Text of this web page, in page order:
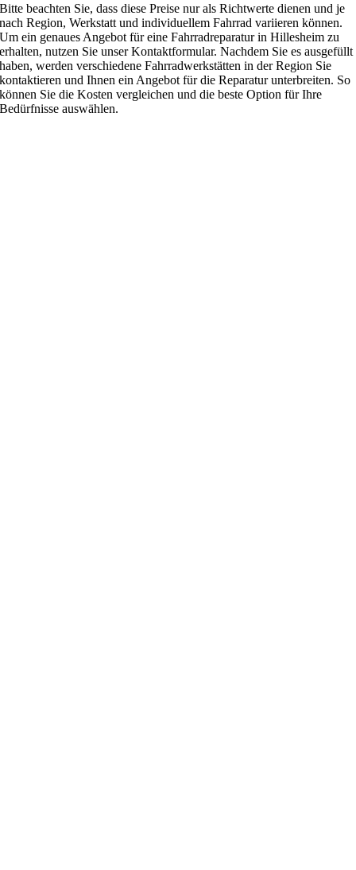
Bitte beachten Sie, dass diese Preise nur als Richtwerte dienen und je
nach Region, Werkstatt und individuellem Fahrrad variieren können.
Um ein genaues Angebot für eine Fahrradreparatur in Hillesheim zu
erhalten, nutzen Sie unser Kontaktformular. Nachdem Sie es ausgefüllt
haben, werden verschiedene Fahrradwerkstätten in der Region Sie
kontaktieren und Ihnen ein Angebot für die Reparatur unterbreiten. So
können Sie die Kosten vergleichen und die beste Option für Ihre
Bedürfnisse auswählen.